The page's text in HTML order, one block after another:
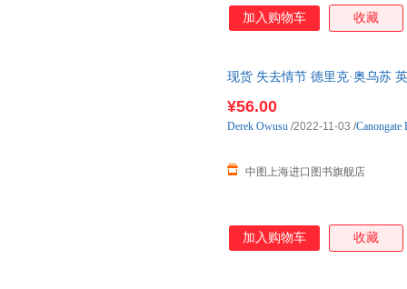
加入购物车 收藏
现货 失去情节 德里克·奥乌苏
¥56.00
中图上海进口图书旗舰店
Derek Owusu /2022-11-03 /Canongate
加入购物车 收藏